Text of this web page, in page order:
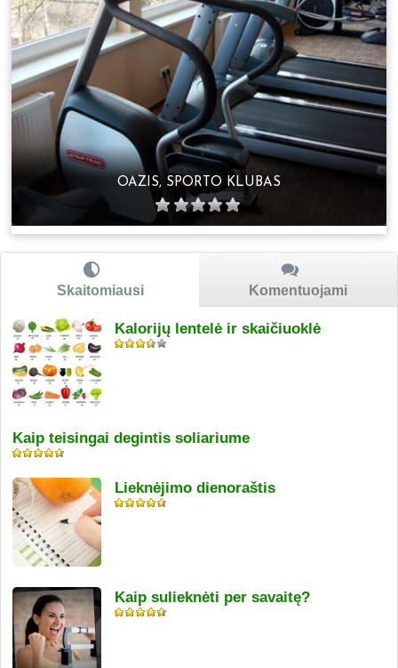
OAZIS, SPORTO KLUBAS
Skaitomiausi Komentuojami
Kalorijų lentelė ir skaičiuoklė
Kaip teisingai degintis soliariume
Lieknėjimo dienoraštis
Kaip sulieknėti per savaitę?